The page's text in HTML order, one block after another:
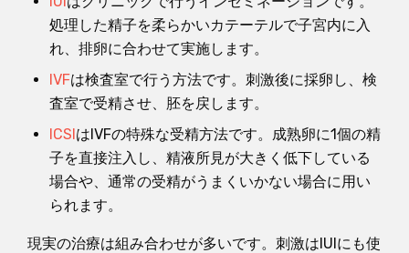
処理した精子を柔らかいカテーテルで子宮内に入
れ、排卵に合わせて実施します。
IVFは検査室で行う方法です。刺激後に採卵し、検
査室で受精させ、胚を戻します。
ICSIはIVFの特殊な受精方法です。成熟卵に1個の精
子を直接注入し、精液所見が大きく低下している
場合や、通常の受精がうまくいかない場合に用い
られます。
現実の治療は組み合わせが多いです。刺激はIUIにも使